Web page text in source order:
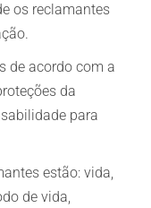
os reclamantes
de acordo com a
da
para
estão: vida,
de vida,